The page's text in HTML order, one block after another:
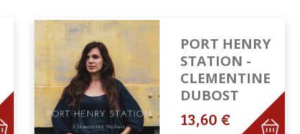
PORT HENRY
STATION -
CLEMENTINE
DUBOST
13,60 €